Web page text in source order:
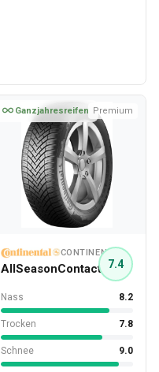
Ganzjahresreifen Premium
CONTINENTAL
AllSeasonContact 7.4
Nass 8.2
Trocken 7.8
Schnee 9.0